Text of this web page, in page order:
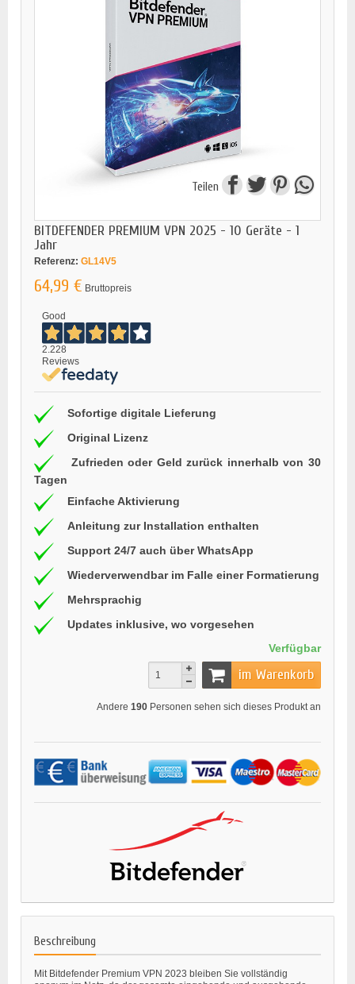
Teilen
BITDEFENDER PREMIUM VPN 2025 - 10 Geräte - 1
Jahr
Referenz: GL14V5
64,99 € Bruttopreis
Good
2.228
Reviews
Sofortige digitale Lieferung
Original Lizenz
Zufrieden oder Geld zurück innerhalb von 30
Tagen
Einfache Aktivierung
Anleitung zur Installation enthalten
Support 24/7 auch über WhatsApp
Wiederverwendbar im Falle einer Formatierung
Mehrsprachig
Updates inklusive, wo vorgesehen
Verfügbar
im Warenkorb
Andere 190 Personen sehen sich dieses Produkt an
Beschreibung
Mit Bitdefender Premium VPN 2023 bleiben Sie vollständig